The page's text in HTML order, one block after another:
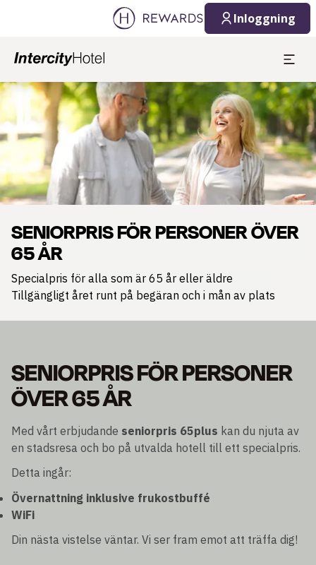
Inloggning
Bild 1 av 1
SENIORPRIS FÖR PERSONER ÖVER
65 ÅR
Specialpris för alla som är 65 år eller äldre
Tillgängligt året runt på begäran och i mån av plats
SENIORPRIS FÖR PERSONER
ÖVER 65 ÅR
Med vårt erbjudande seniorpris 65plus kan du njuta av
en stadsresa och bo på utvalda hotell till ett specialpris.
Detta ingår:
Övernattning inklusive frukostbuffé
WiFi
Din nästa vistelse väntar. Vi ser fram emot att träffa dig!